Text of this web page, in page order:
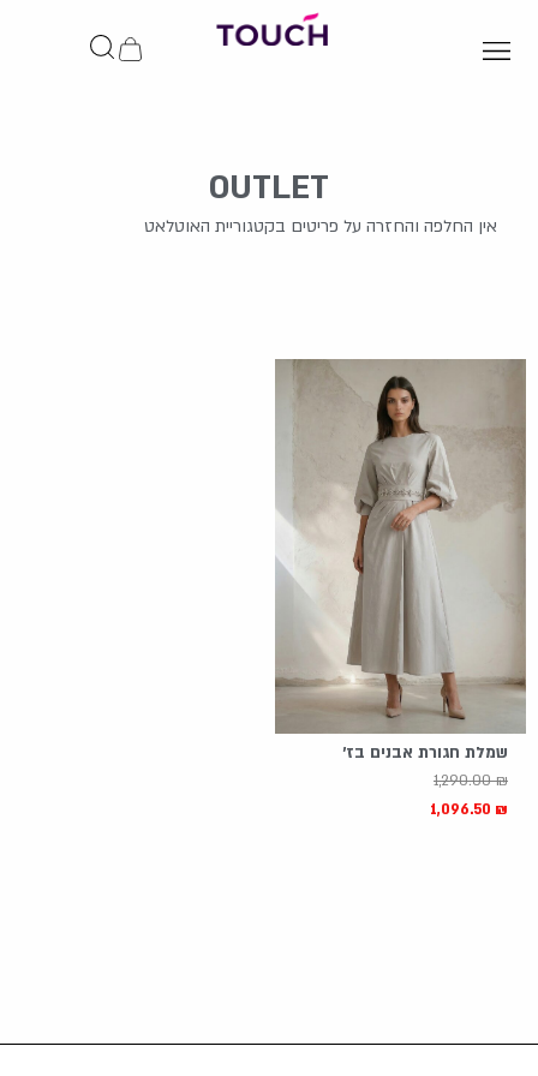
לתוכן
עגלת
קניות
OUTLET
אין החלפה והחזרה על פריטים בקטגוריית האוטלאט
שמלת חגורת אבנים בז'
1,290.00₪
1,096.50 ₪